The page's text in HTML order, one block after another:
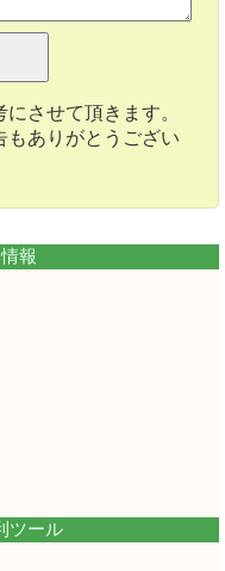
させて頂きます。
もありがとうござい
報
ツール